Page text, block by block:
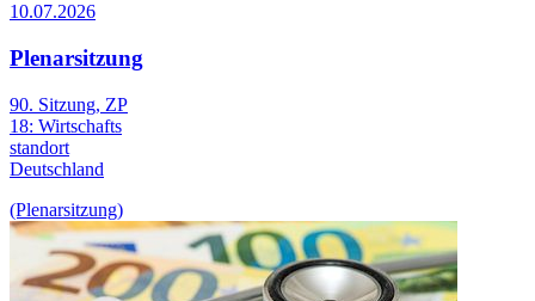
10.07.2026
Plenarsitzung
90. Sitzung, ZP
18: Wirtschafts
standort
Deutschland
(Plenarsitzung)